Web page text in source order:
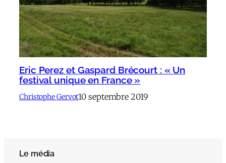
Eric Perez et Gaspard Brécourt : « Un
festival unique en France »
Christophe Gervot10 septembre 2019
Le média